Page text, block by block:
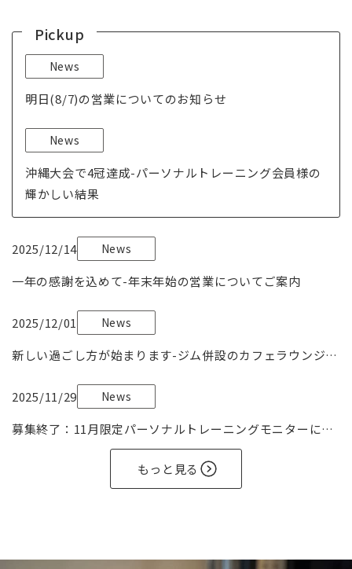
News
明日(8/7)の営業についてのお知らせ
News
沖縄大会で4冠達成-パーソナルトレーニング会員様の
輝かしい結果
2025/12/14 News
一年の感謝を込めて-年末年始の営業についてご案内
2025/12/01 News
新しい過ごし方が始まります-ジム併設のカフェラウンジが
2025/11/29
News
募集終了：11月限定パーソナルトレーニングモニターにつ
もっと見る